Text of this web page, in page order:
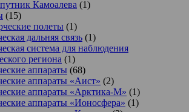
Камоалева (1)
(15)
полеты (1)
дальняя связь (1)
система для наблюдения
региона (1)
аппараты (68)
аппараты «Аист» (2)
аппараты «Арктика-М» (1)
аппараты «Ионосфера» (1)